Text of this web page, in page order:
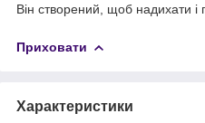
Він створений, щоб надихати і
Приховати
Характеристики